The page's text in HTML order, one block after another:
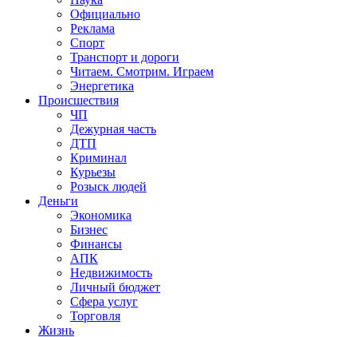
Официально
Реклама
Спорт
Транспорт и дороги
Читаем. Смотрим. Играем
Энергетика
Происшествия
ЧП
Дежурная часть
ДТП
Криминал
Курьезы
Розыск людей
Деньги
Экономика
Бизнес
Финансы
АПК
Недвижимость
Личный бюджет
Сфера услуг
Торговля
Жизнь